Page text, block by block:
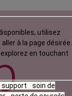
utilisez
à la page désirée.
en touchant
support
soin de